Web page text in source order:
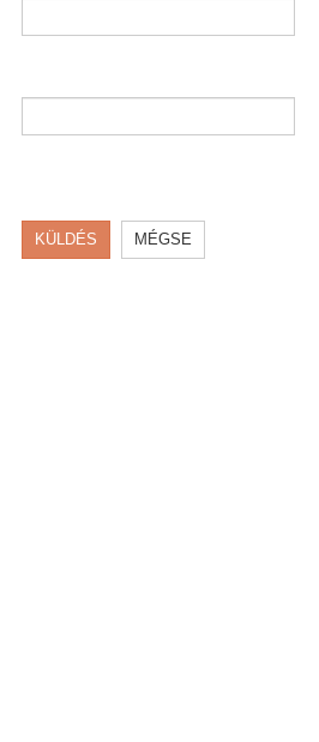
KÜLDÉS MÉGSE